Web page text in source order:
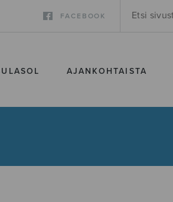
FACEBOOK
AJANKOHTAISTA